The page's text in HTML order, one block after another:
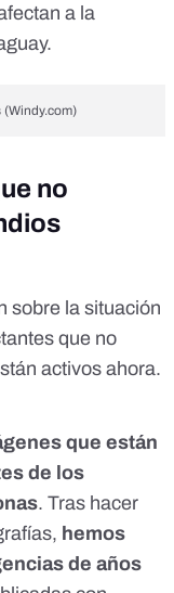
a la
no
sobre la situación
que no
activos ahora.
que están
de los
. Tras hacer
hemos
de años